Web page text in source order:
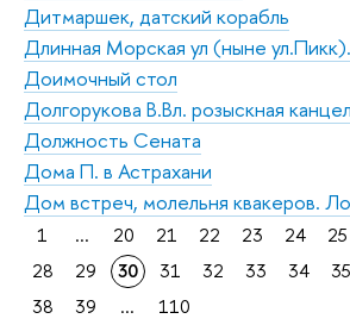
Дитмаршек, датский корабль
Длинная Морская ул (ныне
Доимочный стол
Долгорукова В.Вл. розыскная
Должность Сената
Дома П. в Астрахани
Дом встреч, молельня квакеров.
1 ... 20 21 22 23 24 25
28
29 30 31 32 33 34 35
38
39 ... 110